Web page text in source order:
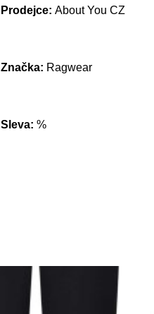
Prodejce: About You CZ
Značka: Ragwear
Sleva: %